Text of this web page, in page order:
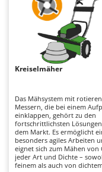
Äxte - Beile und
Balkenmäher
Bandsägen
Baumscheren -
Bindezangen -
Bodenfräsen für
Ardes
Argo
Ariete
Artus
Attila
Ausonia
Awelco
B
Baesso
Bahco
eines Aufpralls rutscht der
durch und schützt so die
Getriebekomponenten. Erhältlich
auch als
trong> mit verschiedenen
Anbaugeräten wie
Häufelpflügen,
Schneeschildern. Für eine lange
reinigen, zu schärfen und zu
schmieren sowie Luftfilter,
Motoröl und Zündkerzen des
Benzinmotors regelmäßig zu
kontrollieren.
Kreiselmäher
Das Mähsystem mit
Messern, die bei einem
einklappen, gehört zu den
fortschrittlichsten
dem Markt. Es ermöglicht
besonders agiles Arbeiten
eignet sich zum Mähen von
jeder Art und Dichte –
feinem als auch von